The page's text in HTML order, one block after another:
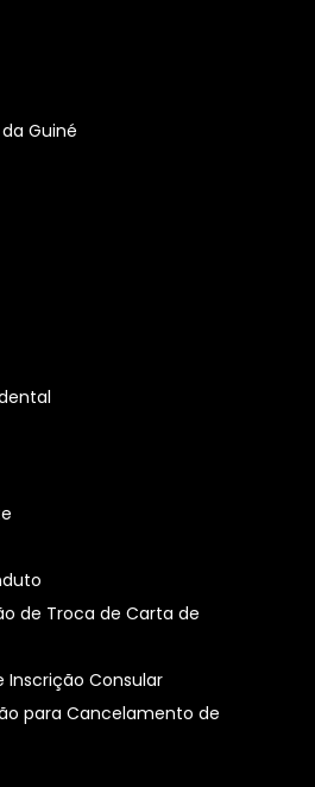
Guiné
de Troca de Carta de
Inscrição Consular
para Cancelamento de